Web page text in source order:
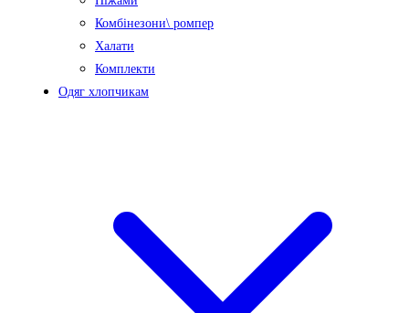
Комбінезони\ ромпер
Халати
Комплекти
Одяг хлопчикам